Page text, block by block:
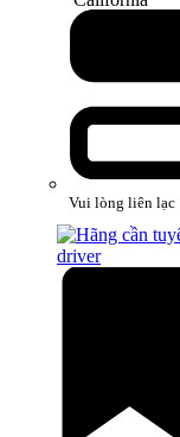
Vui lòng liên lạc